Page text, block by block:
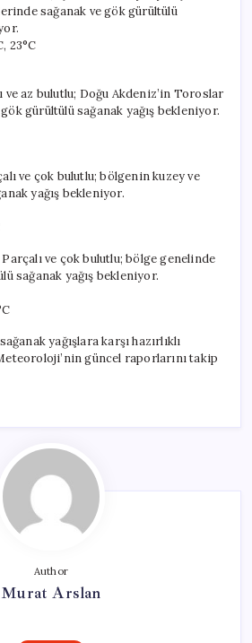
sağanak ve gök gürültülü
23°C
az bulutlu; Doğu Akdeniz’in Toroslar
gürültülü sağanak yağış bekleniyor.
ve çok bulutlu; bölgenin kuzey ve
yağış bekleniyor.
ve çok bulutlu; bölge genelinde
sağanak yağış bekleniyor.
yağışlara karşı hazırlıklı
güncel raporlarını takip
Author
Murat Arslan